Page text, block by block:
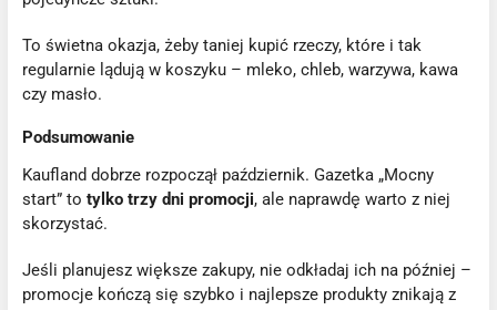
To świetna okazja, żeby taniej kupić rzeczy, które i tak
regularnie lądują w koszyku – mleko, chleb, warzywa, kawa
czy masło.
Podsumowanie
Kaufland dobrze rozpoczął październik. Gazetka „Mocny
start” totylko trzy dni promocji, ale naprawdę warto z niej
skorzystać.
Jeśli planujesz większe zakupy, nie odkładaj ich na później –
promocje kończą się szybko i najlepsze produkty znikają z